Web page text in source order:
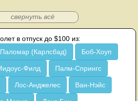
свернуть всё
в отпуск до $100 из:
Паломар (Карлсбад) Боб-Хоуп
Филд Палм-Спрингс
Лос-Анджелес Ван-Нэйс